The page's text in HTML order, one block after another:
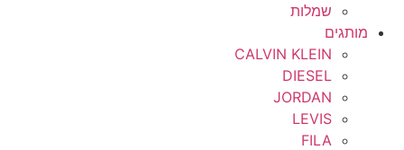
שמלות
מותגים
CALVIN KLEIN
DIESEL
JORDAN
LEVIS
FILA